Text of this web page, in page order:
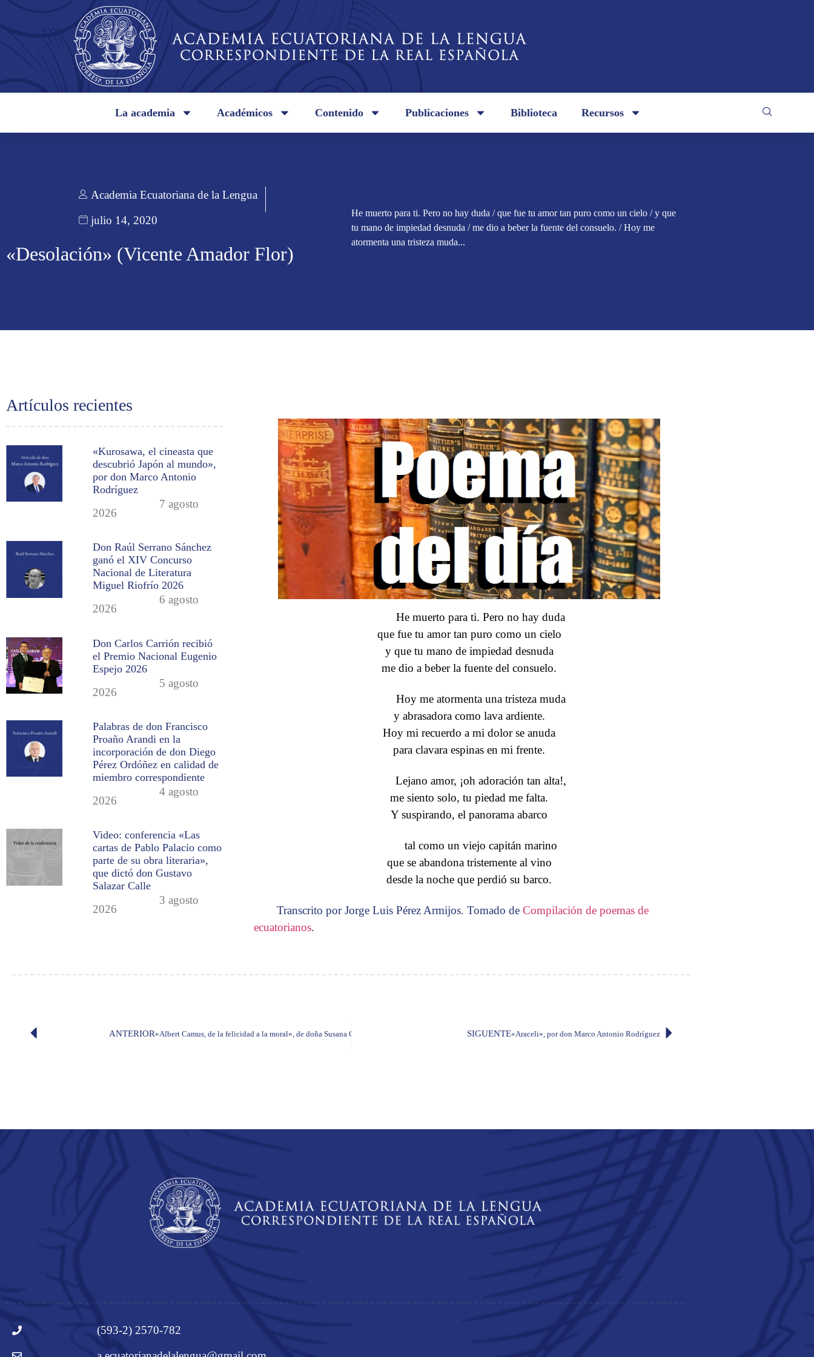
La academia Académicos Contenido Publicaciones Biblioteca Recursos
Academia Ecuatoriana de la Lengua
julio 14, 2020
«Desolación» (Vicente Amador Flor)
He muerto para ti. Pero no hay duda / que fue tu amor tan puro como un cielo / y que
tu mano de impiedad desnuda / me dio a beber la fuente del consuelo. / Hoy me
atormenta una tristeza muda...
Artículos recientes
«Kurosawa, el cineasta que
descubrió Japón al mundo»,
por don Marco Antonio
Rodríguez
7 agosto
2026
Don Raúl Serrano Sánchez
ganó el XIV Concurso
Nacional de Literatura
Miguel Riofrío 2026
6 agosto
2026
Don Carlos Carrión recibió
el Premio Nacional Eugenio
Espejo 2026
5 agosto
2026
Palabras de don Francisco
Proaño Arandi en la
incorporación de don Diego
Pérez Ordóñez en calidad de
miembro correspondiente
4 agosto
2026
Video: conferencia «Las
cartas de Pablo Palacio como
parte de su obra literaria»,
que dictó don Gustavo
Salazar Calle
3 agosto
2026
He muerto para ti. Pero no hay duda
que fue tu amor tan puro como un cielo
y que tu mano de impiedad desnuda
me dio a beber la fuente del consuelo.
Hoy me atormenta una tristeza muda
y abrasadora como lava ardiente.
Hoy mi recuerdo a mi dolor se anuda
para clavara espinas en mi frente.
Lejano amor, ¡oh adoración tan alta!,
me siento solo, tu piedad me falta.
Y suspirando, el panorama abarco
tal como un viejo capitán marino
que se abandona tristemente al vino
desde la noche que perdió su barco.
Transcrito por Jorge Luis Pérez Armijos. Tomado deCompilación de poemas de
ecuatorianos.
ANTERIOR«Albert Camus, de la felicidad a la moral», de doña Susana Cordero de Espinosa, ahora en ebookSIGUENTE«Araceli», por don Marco Antonio Rodríguez
(593-2) 2570-782